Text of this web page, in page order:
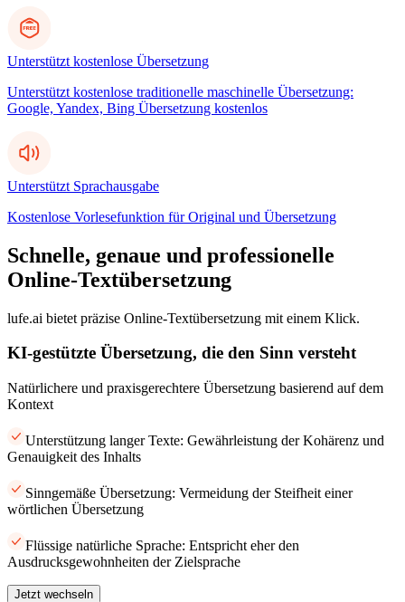
Unterstützt kostenlose Übersetzung
Unterstützt kostenlose traditionelle maschinelle Übersetzung:
Google, Yandex, Bing Übersetzung kostenlos
Unterstützt Sprachausgabe
Kostenlose Vorlesefunktion für Original und Übersetzung
Schnelle, genaue und professionelle
Online-Textübersetzung
lufe.ai bietet präzise Online-Textübersetzung mit einem Klick.
KI-gestützte Übersetzung, die den Sinn versteht
Natürlichere und praxisgerechtere Übersetzung basierend auf dem
Kontext
Unterstützung langer Texte: Gewährleistung der Kohärenz und
Genauigkeit des Inhalts
Sinngemäße Übersetzung: Vermeidung der Steifheit einer
wörtlichen Übersetzung
Flüssige natürliche Sprache: Entspricht eher den
Ausdrucksgewohnheiten der Zielsprache
Jetzt wechseln